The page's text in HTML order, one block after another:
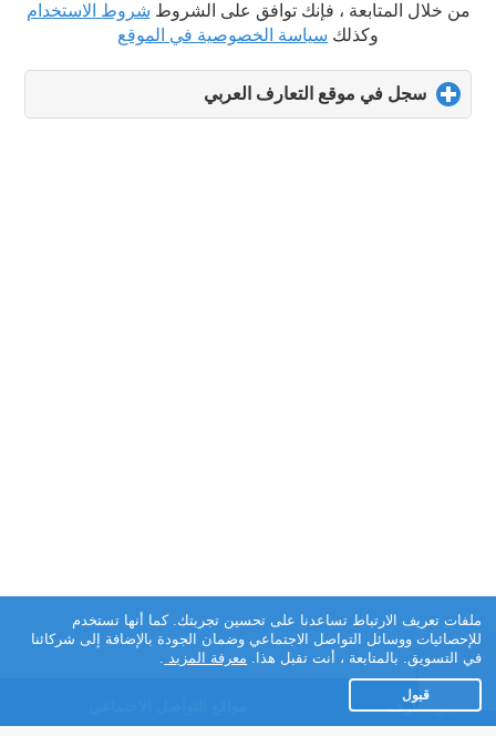
من خلال المتابعة ، فإنك توافق على الشروط شروط الاستخدام
وكذلك سياسة الخصوصية في الموقع
سجل في موقع التعارف العربي
to
تطبيق تعارف
ملفات تعريف الارتباط تساعدنا على تحسين تجربتك. كما أنها تستخدم
للإحصائيات ووسائل التواصل الاجتماعي وضمان الجودة بالإضافة إلى شركائنا
في التسويق. بالمتابعة ، أنت تقبل هذا. معرفة المزيد .
قبول